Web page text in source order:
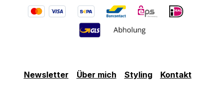
Newsletter Über mich Styling
Kontakt